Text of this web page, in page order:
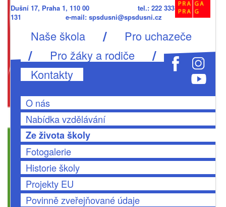
Dušní 17, Praha 1, 110 00 tel.: 222 333
131 e-mail: spsdusni@spsdusni.cz
Naše škola / Pro uchazeče
/ Pro žáky a rodiče /
Kontakty
O nás
Nabídka vzdělávání
Ze života školy
Fotogalerie
Historie školy
Projekty EU
Povinně zveřejňované údaje